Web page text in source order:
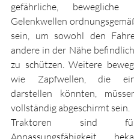
gefährliche,
Gelenkwellen
sein, um sowohl den
andere in der Nähe
zu schützen. Weitere
wie Zapfwellen, die
darstellen könnten,
vollständig abgeschirmt sein.
Traktoren sind
Anpassungsfähigkeit